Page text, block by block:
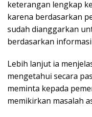
keterangan lengkap
karena berdasarkan
sudah dianggarkan
berdasarkan
Lebih lanjut ia
mengetahui secara
meminta kepada
memikirkan masalah